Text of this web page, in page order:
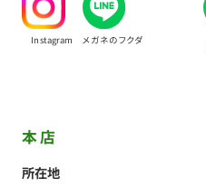
Instagram メガネのフクダ
本店
所在地